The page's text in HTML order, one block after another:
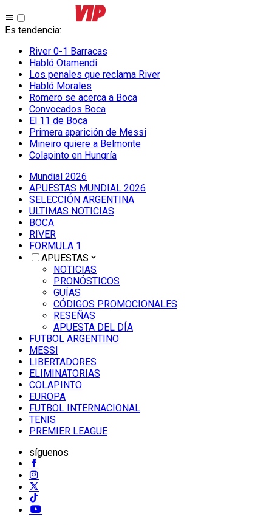
Es tendencia:
River 0-1 Barracas
Habló Otamendi
Los penales que reclama River
Habló Morales
Romero se acerca a Boca
Convocados Boca
El 11 de Boca
Primera aparición de Messi
Mineiro quiere a Belmonte
Colapinto en Hungría
Mundial 2026
APUESTAS MUNDIAL 2026
SELECCIÓN ARGENTINA
ULTIMAS NOTICIAS
BOCA
RIVER
FORMULA 1
APUESTAS
NOTICIAS
PRONÓSTICOS
GUÍAS
CÓDIGOS PROMOCIONALES
RESEÑAS
APUESTA DEL DÍA
FUTBOL ARGENTINO
MESSI
LIBERTADORES
ELIMINATORIAS
COLAPINTO
EUROPA
FUTBOL INTERNACIONAL
TENIS
PREMIER LEAGUE
síguenos